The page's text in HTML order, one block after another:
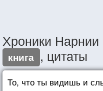
Хроники
книга , цитаты
То, что ты видишь и